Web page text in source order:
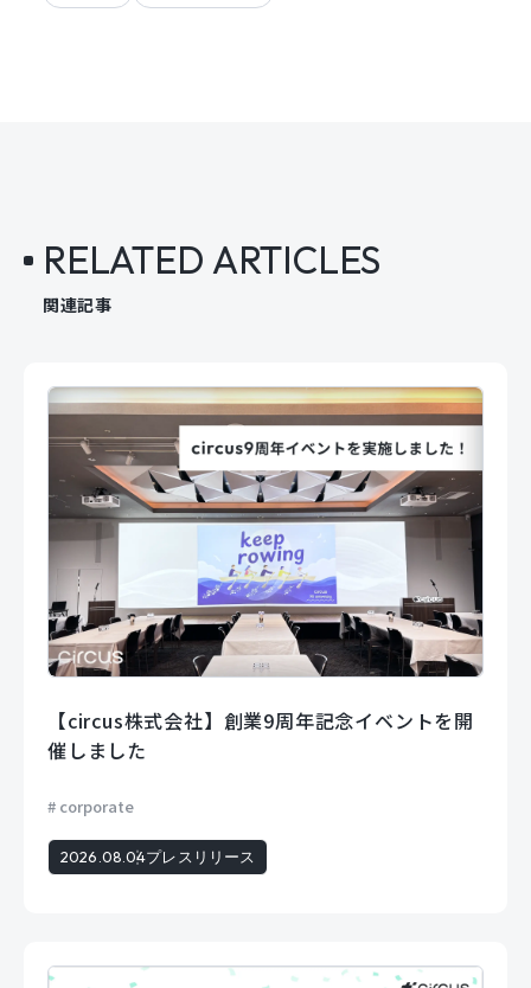
RELATED ARTICLES
関連記事
【circus株式会社】創業9周年記念イベントを開
催しました
corporate
2026.08.04プレスリリース